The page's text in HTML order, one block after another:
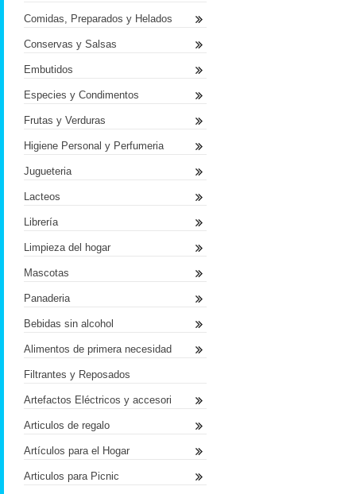
Comidas, Preparados y Helados
Conservas y Salsas
Embutidos
Especies y Condimentos
Frutas y Verduras
Higiene Personal y Perfumeria
Jugueteria
Lacteos
Librería
Limpieza del hogar
Mascotas
Panaderia
Bebidas sin alcohol
Alimentos de primera necesidad
Filtrantes y Reposados
Artefactos Eléctricos y accesori
Articulos de regalo
Artículos para el Hogar
Articulos para Picnic